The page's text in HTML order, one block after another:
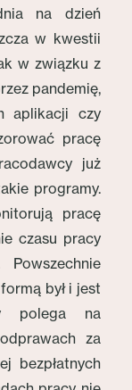
na dzień
w kwestii
w związku z
pandemię,
aplikacji czy
pracę
już
programy.
pracę
czasu pracy
był i jest
polega na
za
bezpłatnych